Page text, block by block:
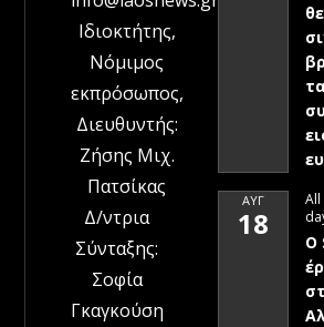
Ιδιοκτήτης,
Νόμιμος
εκπρόσωπος,
Διευθυντής:
Ζήσης Μιχ.
Πατσίκας
Δ/ντρια
Σύνταξης:
Σοφία
Γκαγκούση
ΑΥΓ
18
All
Ο